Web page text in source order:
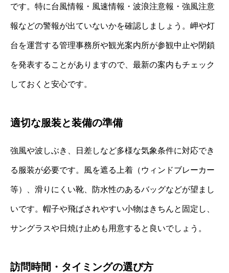
です。特に台風情報・風速情報・波浪注意報・強風注意
報などの警報が出ていないかを確認しましょう。岬や灯
台を運営する管理事務所や観光案内所が参観中止や閉鎖
を発表することがありますので、最新の案内もチェック
しておくと安心です。
適切な服装と装備の準備
強風や波しぶき、日差しなど多様な気象条件に対応でき
る服装が必要です。風を遮る上着（ウィンドブレーカー
等）、滑りにくい靴、防水性のあるバッグなどが望まし
いです。帽子や飛ばされやすい小物はきちんと固定し、
サングラスや日焼け止めも用意すると良いでしょう。
訪問時間・タイミングの選び方